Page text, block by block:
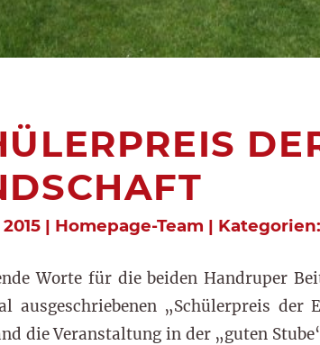
| Homepage-Team | Kategorien:
Worte für die beiden Handruper
ausgeschriebenen „Schülerpreis
die Veranstaltung in der „guten